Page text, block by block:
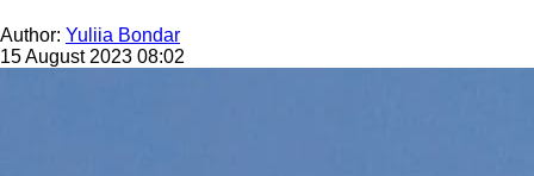
Author: Yuliia Bondar
15 August 2023 08:02